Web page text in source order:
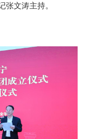
张文涛主持。